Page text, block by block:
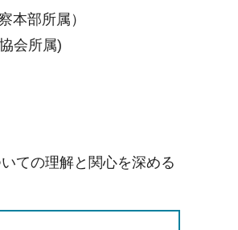
本部所属）
会所属)
ての理解と関心を深める